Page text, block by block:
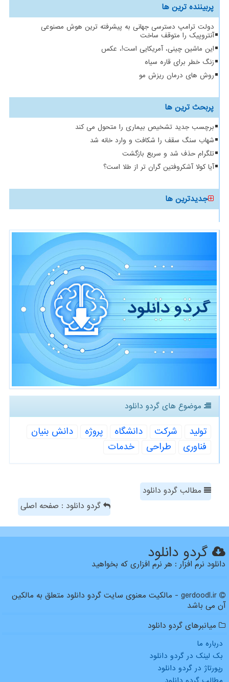
پربیننده ترین ها
دولت ترامپ دسترسی جهانی به پیشرفته ترین هوش مصنوعی
آنتروپیک را متوقف ساخت
این ماشین چینی، آمریکایی است!، عکس
زنگ خطر برای قاره سیاه
روش های درمان ریزش مو
پربحث ترین ها
برچسب جدید تشخیص بیماری را متحول می کند
شهاب سنگ سقف را شکافت و وارد خانه شد
تلگرام حذف شد و سریع بازگشت
آیا کولا آشکروفتین گران تر از طلا است؟
جدیدترین ها
موضوع های گردو دانلود
تولید شركت دانشگاه پروژه
دانش بنیان
فناوری
طراحی خدمات
مطالب گردو دانلود
گردو دانلود : صفحه اصلی
گردو دانلود
دانلود نرم افزار : هر نرم افزاری که بخواهید
gerdoodl.ir - مالکیت معنوی سایت گردو دانلود متعلق به مالکین
آن می باشد
میانبرهای گردو دانلود
درباره ما
بک لینک در گردو دانلود
رپورتاژ در گردو دانلود